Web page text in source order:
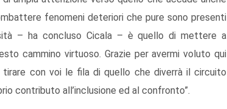
fenomeni deteriori che pure sono presenti
– ha concluso Cicala – è quello di mettere a
cammino virtuoso. Grazie per avermi voluto qui
con voi le fila di quello che diverrà il circuito
contributo all’inclusione ed al confronto”.